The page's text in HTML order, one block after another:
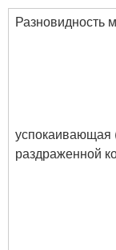
Разновидность
успокаивающая
раздраженной